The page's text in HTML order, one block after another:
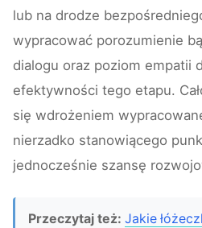
lub na drodze
wypracować porozumienie
dialogu oraz poziom empatii
efektywności tego etapu.
się wdrożeniem
nierzadko stanowiącego
jednocześnie szansę
Przeczytaj też: Jakie